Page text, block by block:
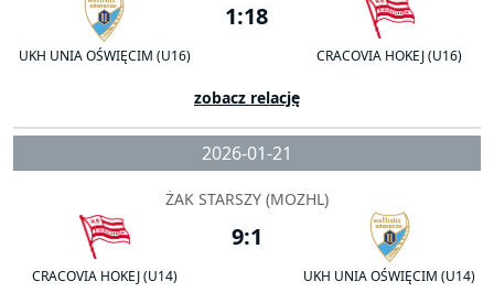
UKH UNIA OŚWIĘCIM (U16)
1:18
CRACOVIA HOKEJ (U16)
zobacz relację
2026-01-21
ŻAK STARSZY (MOZHL)
CRACOVIA HOKEJ (U14)
9:1
UKH UNIA OŚWIĘCIM (U14)